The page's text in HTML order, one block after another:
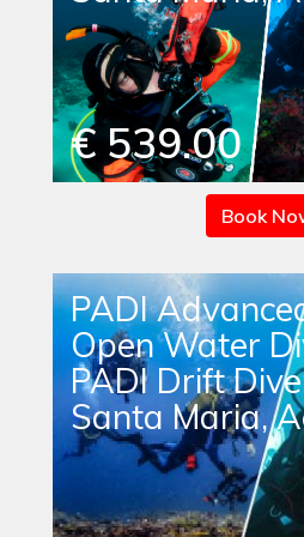
€ 539.00
Book
PADI
Open Water
PADI Drift
Santa Maria,